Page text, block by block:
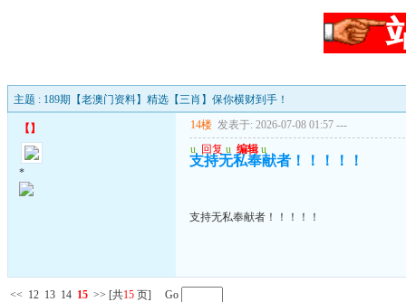
主题 : 189期【老澳门资料】精选【三肖】保你横财到手！
【 】
*
14楼 发表于: 2026-07-08 01:57 ---
u 回复 u 编辑 u
支持无私奉献者！！！！！
支持无私奉献者！！！！！
<< 12 13 14 15 >> [共15 页] Go